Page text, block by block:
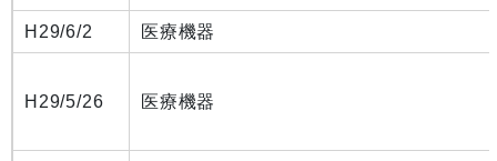
H29/6/2 医療機器
H29/5/26 医療機器